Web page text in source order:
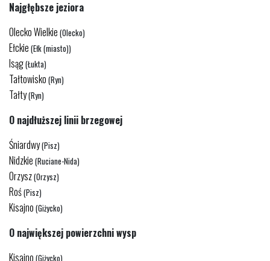
Najgłębsze jeziora
Olecko Wielkie (Olecko)
Ełckie (Ełk (miasto))
Isąg(Łukta)
Tałtowisko (Ryn)
Tałty(Ryn)
O najdłuższej linii brzegowej
Śniardwy(Pisz)
Nidzkie (Ruciane-Nida)
Orzysz(Orzysz)
Roś(Pisz)
Kisajno (Giżycko)
O największej powierzchni wysp
Kisajno (Giżycko)